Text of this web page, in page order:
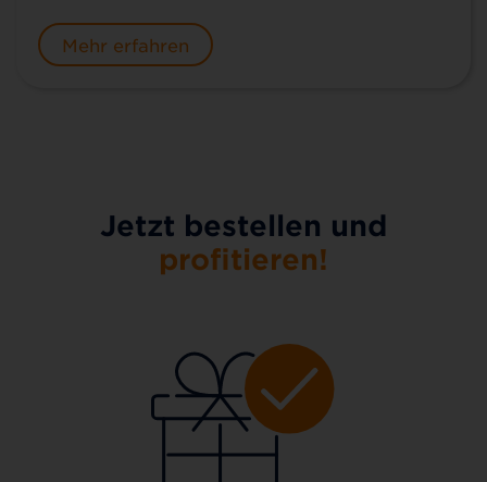
Mehr erfahren
Jetzt bestellen und
profitieren!